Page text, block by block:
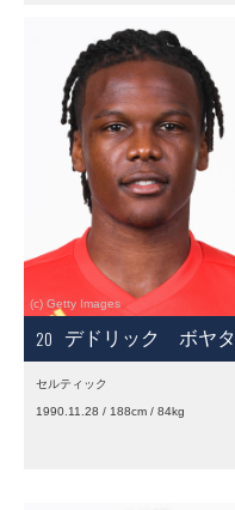
20 デドリック ボヤタ
セルティック
1990.11.28 / 188cm / 84kg